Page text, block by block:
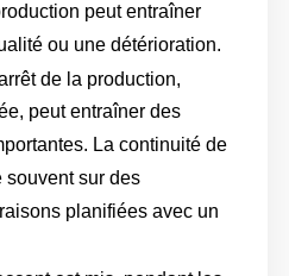
peut entraîner
ou une détérioration.
de la production,
peut entraîner des
La continuité de
souvent sur des
planifiées avec un